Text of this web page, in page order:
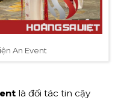
An Event
là đối tác tin cậy